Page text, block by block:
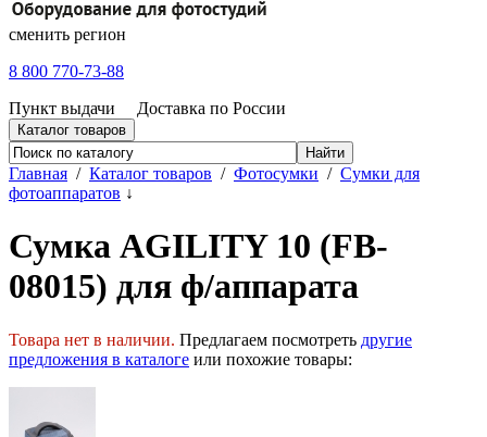
сменить регион
8 800 770-73-88
Пункт выдачи
Доставка по России
Каталог товаров
Главная / Каталог товаров / Фотосумки / Сумки для
фотоаппаратов ↓
Сумка AGILITY 10 (FB-
08015) для ф/аппарата
Товара нет в наличии. Предлагаем посмотреть другие
предложения в каталоге или похожие товары: